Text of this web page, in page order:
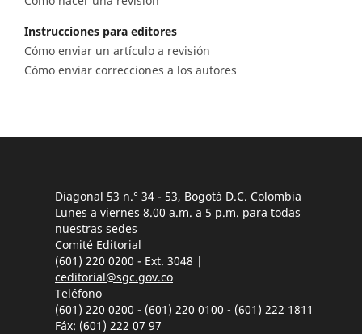
Instrucciones para editores
Cómo enviar un artículo a revisión
Cómo enviar correcciones a los autores
Diagonal 53 n.° 34 - 53, Bogotá D.C. Colombia
Lunes a viernes 8.00 a.m. a 5 p.m. para todas
nuestras sedes
Comité Editorial
(601) 220 0200 - Ext. 3048 |
ceditorial@sgc.gov.co
Teléfono
(601) 220 0200 - (601) 220 0100 - (601) 222 1811
Fáx: (601) 222 07 97